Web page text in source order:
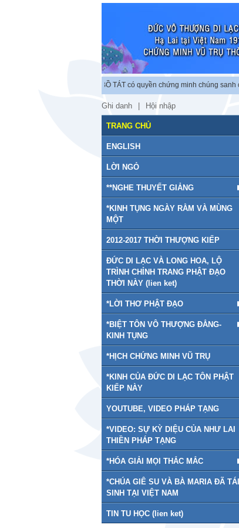
lập chứng minh vũ trụ. BỒ TÁT có quyền chứng minh chúng sanh cấp
Ghi danh Hội nhập
TRANG CHỦ
ENGLISH
LỜI NGỎ
**NGHE THUYẾT GIẢNG
*KINH TỤNG NGÀY RẰM VÀ MÙNG
MỘT
2012-2017 THỜI THƯỢNG KIẾP
ĐỨC DI LẠC VÀ LONG HOA, LỘ
TRÌNH CHỈNH TRANG PHẬT ĐẠO
THỜI NÀY (lien ket)
*LỜI THƠ PHẬT ĐẠO
*BIỆT TÔN VÔ THƯỢNG ĐẲNG-
KINH TỤNG
*HỊCH CHỨNG MINH VŨ TRỤ
*KINH CỦA ĐỨC DI LẠC TÔN PHẬT
KIẾP NÀY
YOUTUBE, VIDEO PHÁP TẠNG
*VIDEO: SỰ KỲ DIỆU CỦA NHƯ LAI
THIỀN PHÁP TẠNG
*HÓA GIẢI MỌI THẮC MẮC
*CHÚA GIÊ SU VÀ BÀ MARIA ĐÃ TÁI
SINH TẠI VIỆT NAM
TIN TU HỌC (lien ket)